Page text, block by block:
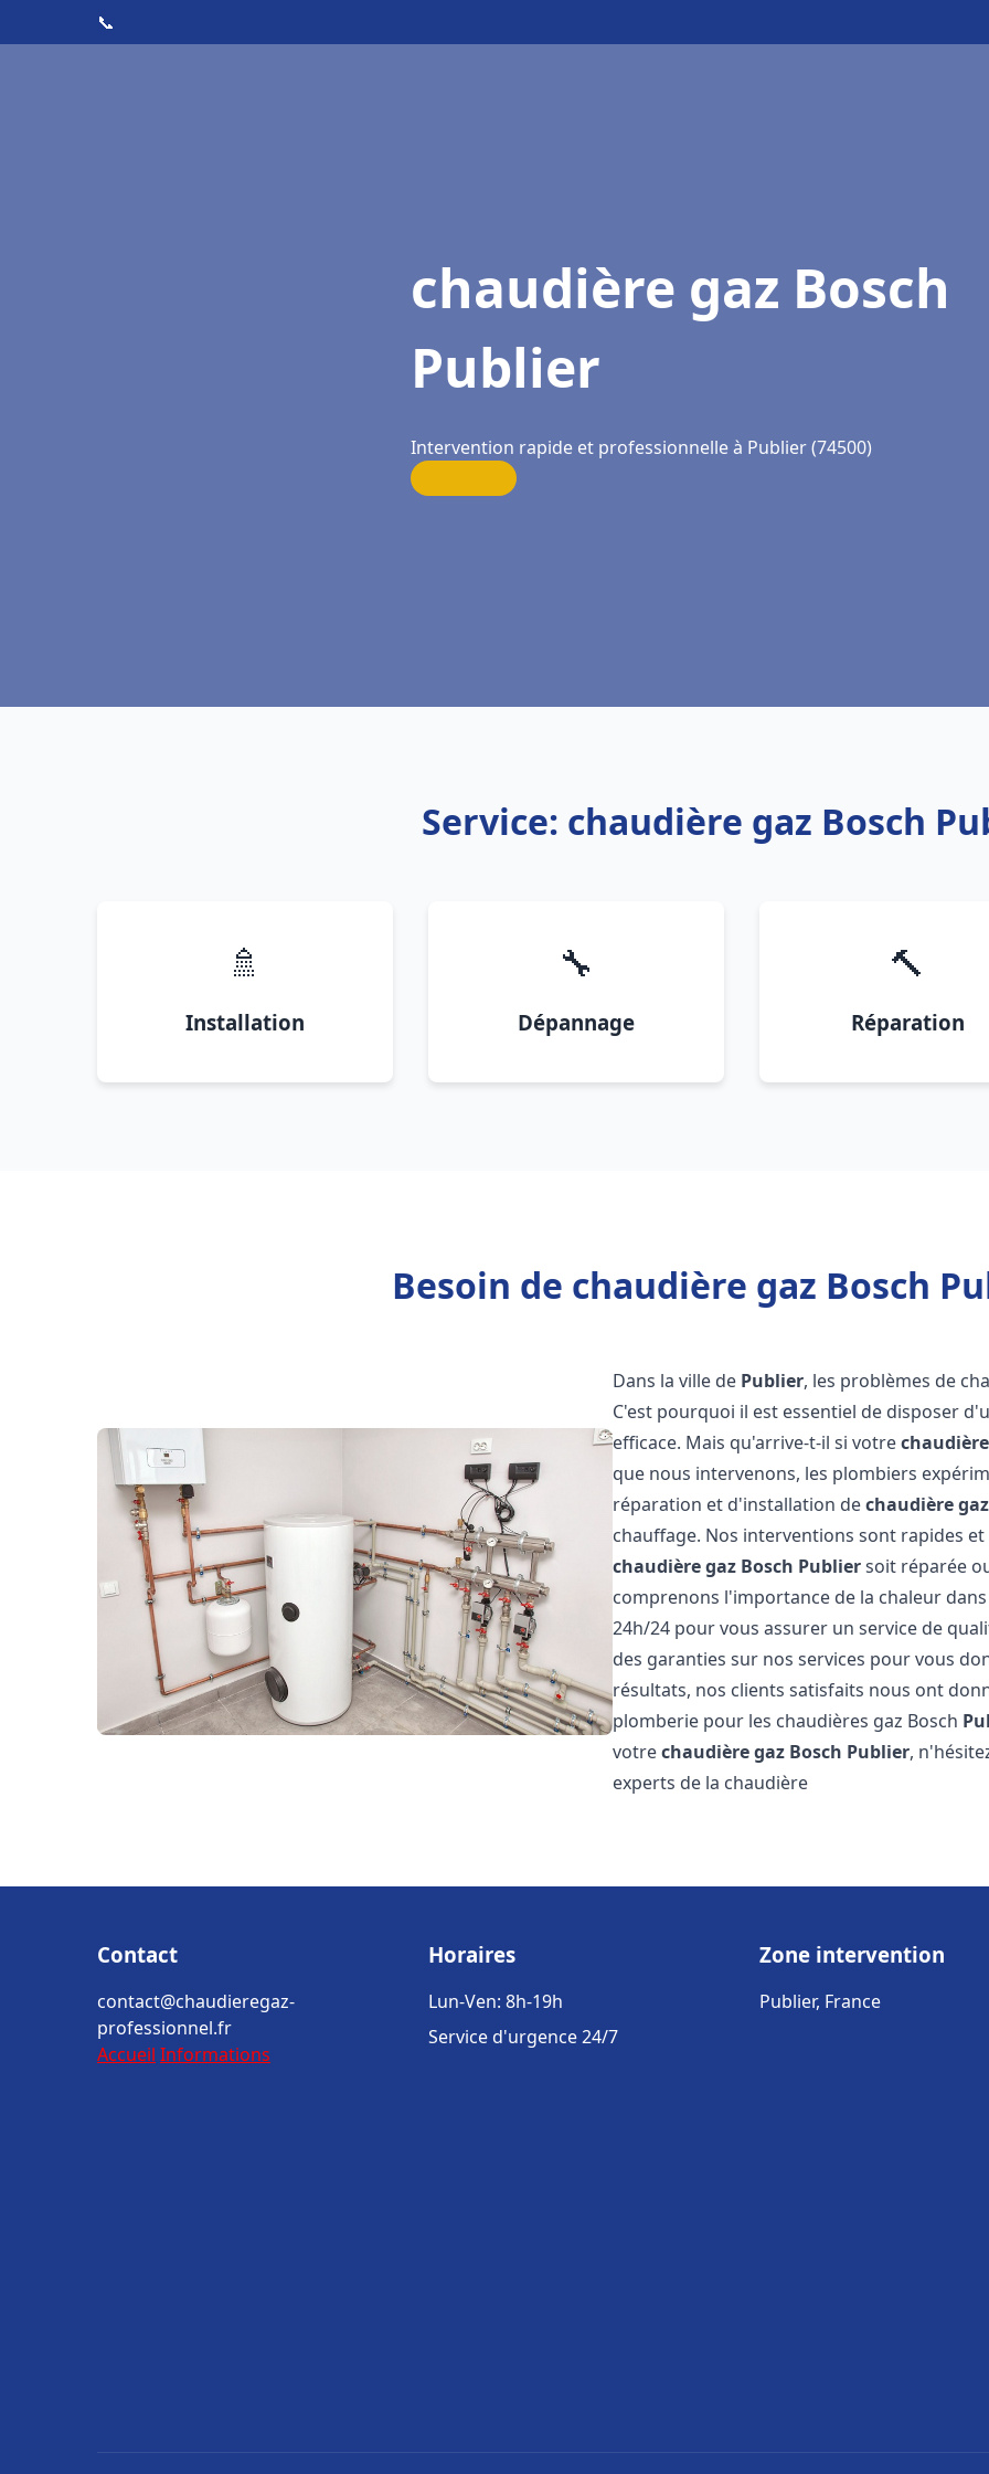
📞
chaudière gaz Bosch
Publier
Intervention rapide et professionnelle à Publier (74500)
Service: chaudière gaz Bosch
🚿
Installation
🔧
Dépannage
🔨
Réparation
Besoin de chaudière gaz Bosch
Dans la ville de Publier, les problèmes de
C'est pourquoi il est essentiel de disposer
efficace. Mais qu'arrive-t-il si votre
que nous intervenons, les plombiers
réparation et d'installation dechaudière
chauffage. Nos interventions sont rapides
chaudière gaz Bosch Publiersoit réparée
comprenons l'importance de la chaleur
24h/24 pour vous assurer un service de
des garanties sur nos services pour vous
résultats, nos clients satisfaits nous ont
plomberie pour les chaudières gaz Bosch
votrechaudière gaz Bosch Publier,
experts de la chaudière
Contact
contact@chaudieregaz-
professionnel.fr
Accueil Informations
Horaires
Lun-Ven: 8h-19h
Service d'urgence 24/7
Zone intervention
Publier, France